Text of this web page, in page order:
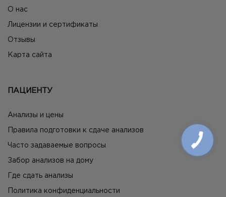
О нас
Лицензии и сертификаты
Отзывы
Карта сайта
ПАЦИЕНТУ
Анализы и цены
Правила подготовки к сдаче анализов
Часто задаваемые вопросы
Забор анализов на дому
Где сдать анализы
Политика конфиденциальности